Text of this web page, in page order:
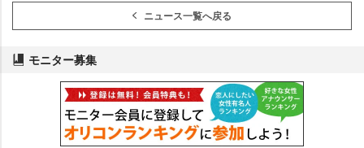
ニュース一覧へ戻る
モニター募集